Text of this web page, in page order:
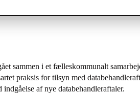
sammen i et fælleskommunalt
praksis for tilsyn med
af nye databehandleraftaler.